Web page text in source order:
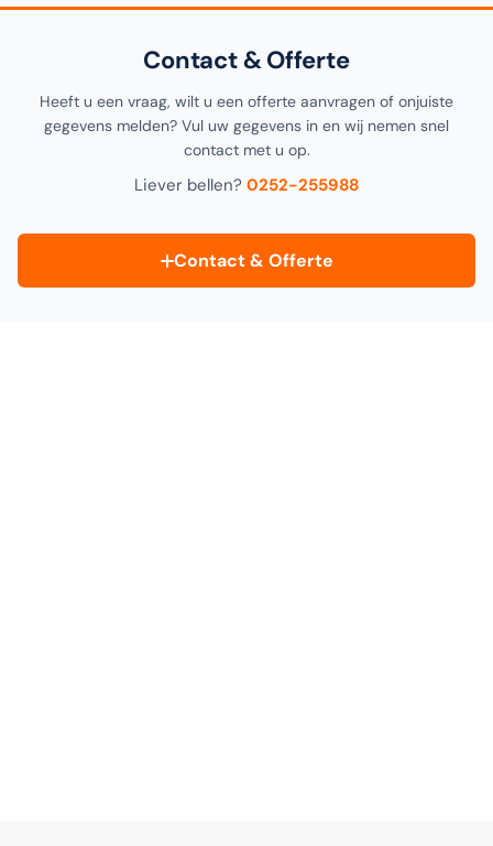
Contact & Offerte
Heeft u een vraag, wilt u een offerte aanvragen of onjuiste
gegevens melden? Vul uw gegevens in en wij nemen snel
contact met u op.
Liever bellen? 0252-255988
Contact & Offerte